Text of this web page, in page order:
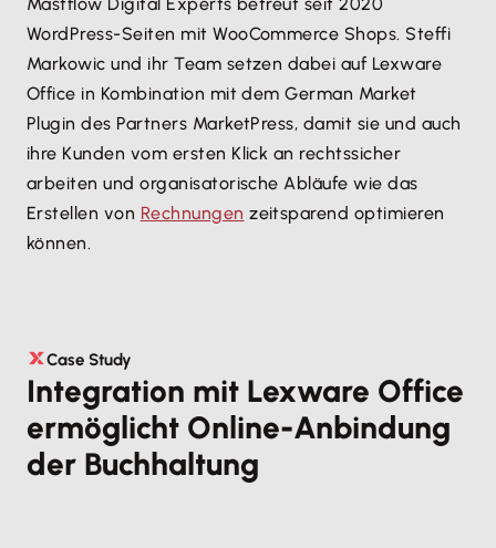
WordPress-Seiten mit WooCommerce Shops. Steffi
Markowic und ihr Team setzen dabei auf Lexware
Office in Kombination mit dem German Market
Plugin des Partners MarketPress, damit sie und auch
ihre Kunden vom ersten Klick an rechtssicher
arbeiten und organisatorische Abläufe wie das
Erstellen von Rechnungen zeitsparend optimieren
können.
Case Study
Integration mit Lexware Office
ermöglicht Online-Anbindung
der Buchhaltung